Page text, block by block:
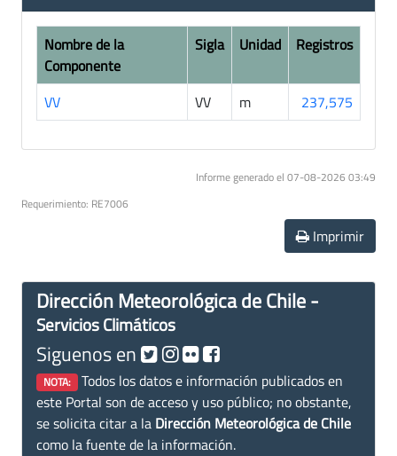
Nombre de la
Componente
Sigla Unidad Registros
VV VV m 237,575
Informe generado el 07-08-2026 03:49
Requerimiento: RE7006
Imprimir
Dirección Meteorológica de Chile -
Servicios Climáticos
Siguenos en
NOTA: Todos los datos e información publicados en
este Portal son de acceso y uso público; no obstante,
se solicita citar a la Dirección Meteorológica de Chile
como la fuente de la información.